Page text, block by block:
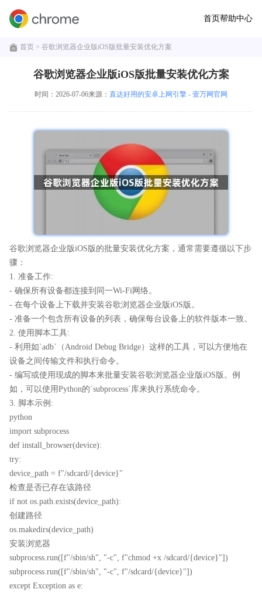
首页帮助中心
首页 > 谷歌浏览器企业版iOS版批量安装优化方案
谷歌浏览器企业版iOS版批量安装优化方案
时间：2026-07-06来源： 直达好用的安卓上网引擎 - 壹万网官网
谷歌浏览器企业版iOS版的批量安装优化方案，通常需要遵循以下步
骤：
1. 准备工作:
- 确保所有设备都连接到同一Wi-Fi网络。
- 在每个设备上下载并安装谷歌浏览器企业版iOS版。
- 准备一个包含所有设备的列表，确保每台设备上的软件版本一致。
2. 使用脚本工具:
- 利用如`adb`（Android Debug Bridge）这样的工具，可以方便地在
设备之间传输文件和执行命令。
- 编写或使用现成的脚本来批量安装谷歌浏览器企业版iOS版。例
如，可以使用Python的`subprocess`库来执行系统命令。
3. 脚本示例:
python
import subprocess
def install_browser(device):
try:
device_path = f"/sdcard/{device}"
检查是否已存在该路径
if not os.path.exists(device_path):
创建路径
os.makedirs(device_path)
安装浏览器
subprocess.run([f"/sbin/sh", "-c", f"chmod +x /sdcard/{device}"])
subprocess.run([f"/sbin/sh", "-c", f"/sdcard/{device}"])
except Exception as e: